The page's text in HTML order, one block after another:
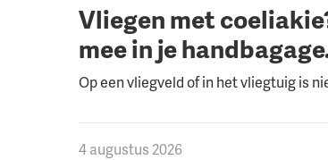
Vliegen met
mee in je
Op een vliegveld of in het vliegtuig is
4 augustus 2026